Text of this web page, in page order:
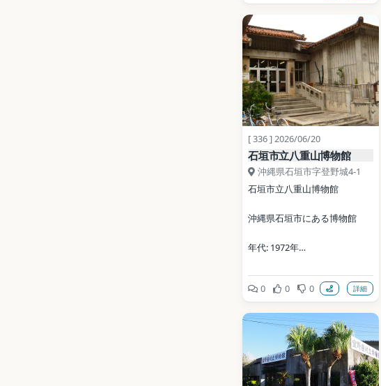
page_id=85
写真: 663highland / CC BY
2.5（Wikimedia Commons）
地点データ: Wikidata (CC0)
[ 336 ] 2026/06/20
石垣市立八重山博物館
沖縄県石垣市字登野城4-1
石垣市立八重山博物館
沖縄県石垣市にある博物館
年代: 1972年
公式サイト:
https://www.city.ishigaki.okin
awa.jp/kurashi_gyosei/kanko_
bunka_sport/hakubutsukan/i
ndex.html
写真: User: (WT-shared)
Shoestring at wts wikivoyage
0 0 0 詳細